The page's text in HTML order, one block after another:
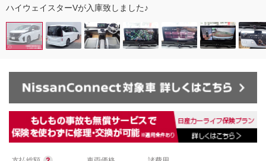
ハイウェイスターVが入庫致しました♪